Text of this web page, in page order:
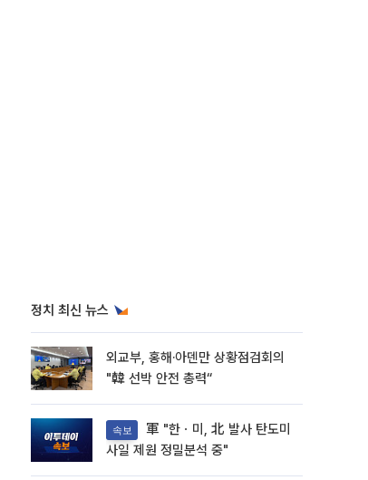
정치 최신 뉴스
외교부, 홍해·아덴만 상황점검회의
"韓 선박 안전 총력“
속보
사일 제원 정밀분석 중"